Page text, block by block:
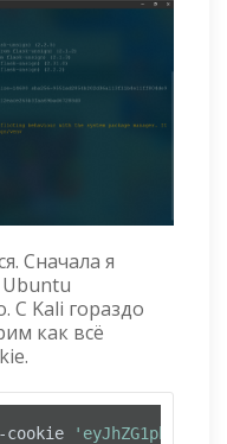
Сначала я
Ubuntu
С Kali гораздо
как всё